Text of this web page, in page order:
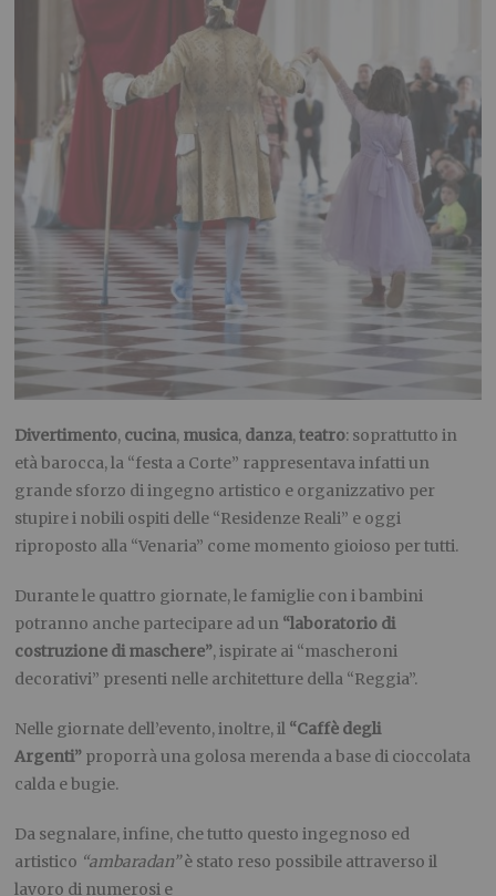
Divertimento, cucina, musica, danza,teatro: soprattutto in
età barocca, la “festa a Corte” rappresentava infatti un
grande sforzo di ingegno artistico e organizzativo per
stupire i nobili ospiti delle “Residenze Reali” e oggi
riproposto alla “Venaria” come momento gioioso per tutti.
Durante le quattro giornate, le famiglie con i bambini
potranno anche partecipare ad un “laboratorio di
costruzione di maschere”, ispirate ai “mascheroni
decorativi” presenti nelle architetture della “Reggia”.
Nelle giornate dell’evento, inoltre, il “Caffè degli
Argenti” proporrà una golosa merenda a base di cioccolata
calda e bugie.
Da segnalare, infine, che tutto questo ingegnoso ed
artistico “ambaradan”è stato reso possibile attraverso il
lavoro di numerosi e